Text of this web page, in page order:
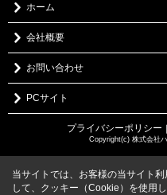
ホーム
会社概要
お問い合わせ
PCサイト
プライバシーポリシー
Copyright(c) 株式会社
当サイトでは、お客様の当サイト
して、クッキー（Cookie）を使用し